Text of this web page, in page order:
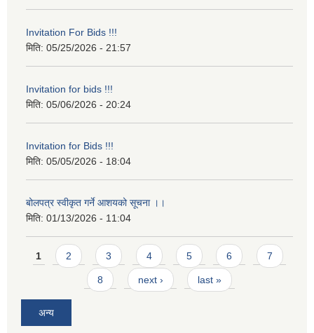
Invitation For Bids !!!
मिति: 05/25/2026 - 21:57
Invitation for bids !!!
मिति: 05/06/2026 - 20:24
Invitation for Bids !!!
मिति: 05/05/2026 - 18:04
बोलपत्र स्वीकृत गर्ने आशयको सूचना ।।
मिति: 01/13/2026 - 11:04
Pages
1 2 3 4 5 6 7
8 next › last »
अन्य